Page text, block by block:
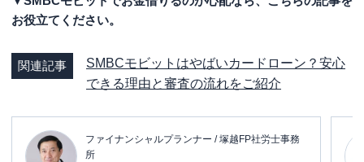
お役立てください。
関連記事
SMBCモビットはやばいカードローン？安心
できる理由と審査の流れをご紹介
ファイナンシャルプランナー / 塚越FP社労士事務
所